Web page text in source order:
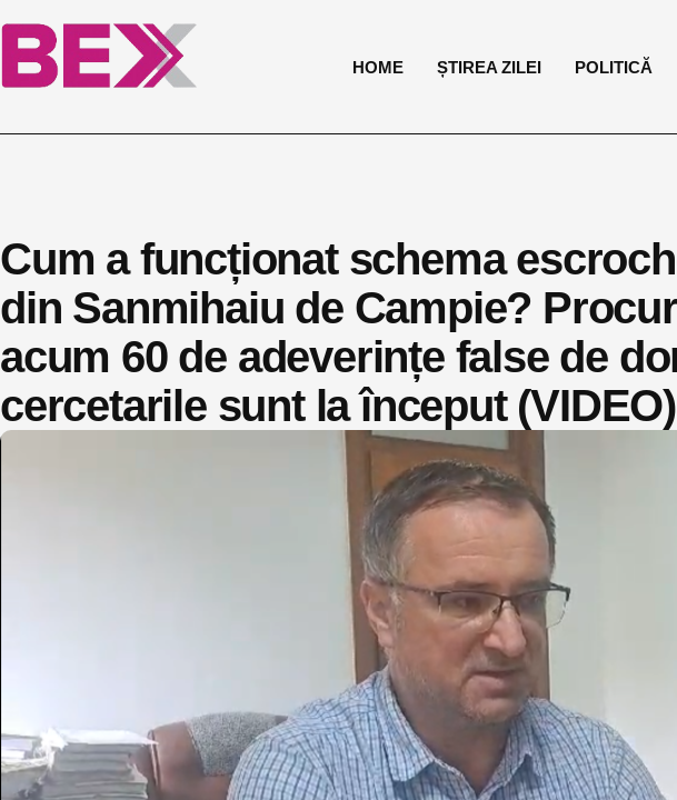
HOME ȘTIREA ZILEI POLITICĂ
Cum a funcționat schema
din Sanmihaiu de Campie?
acum 60 de adeverințe false de
cercetarile sunt la început (VIDEO)